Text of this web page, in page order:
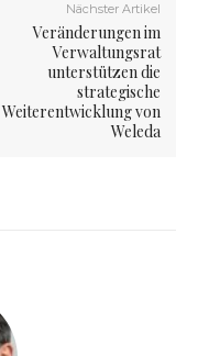
Nächster Artikel
Veränderungen im
Verwaltungsrat
unterstützen die
strategische
Weiterentwicklung von
Weleda